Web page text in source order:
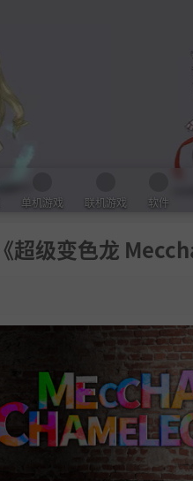
单机游戏 联机游戏 软件
《超级变色龙